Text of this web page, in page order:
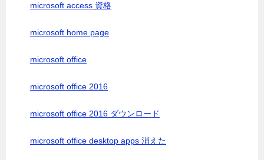
microsoft access 資格
microsoft home page
microsoft office
microsoft office 2016
microsoft office 2016 ダウンロード
microsoft office desktop apps 消えた